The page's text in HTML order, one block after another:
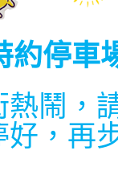
約停車
熱鬧，
好，再